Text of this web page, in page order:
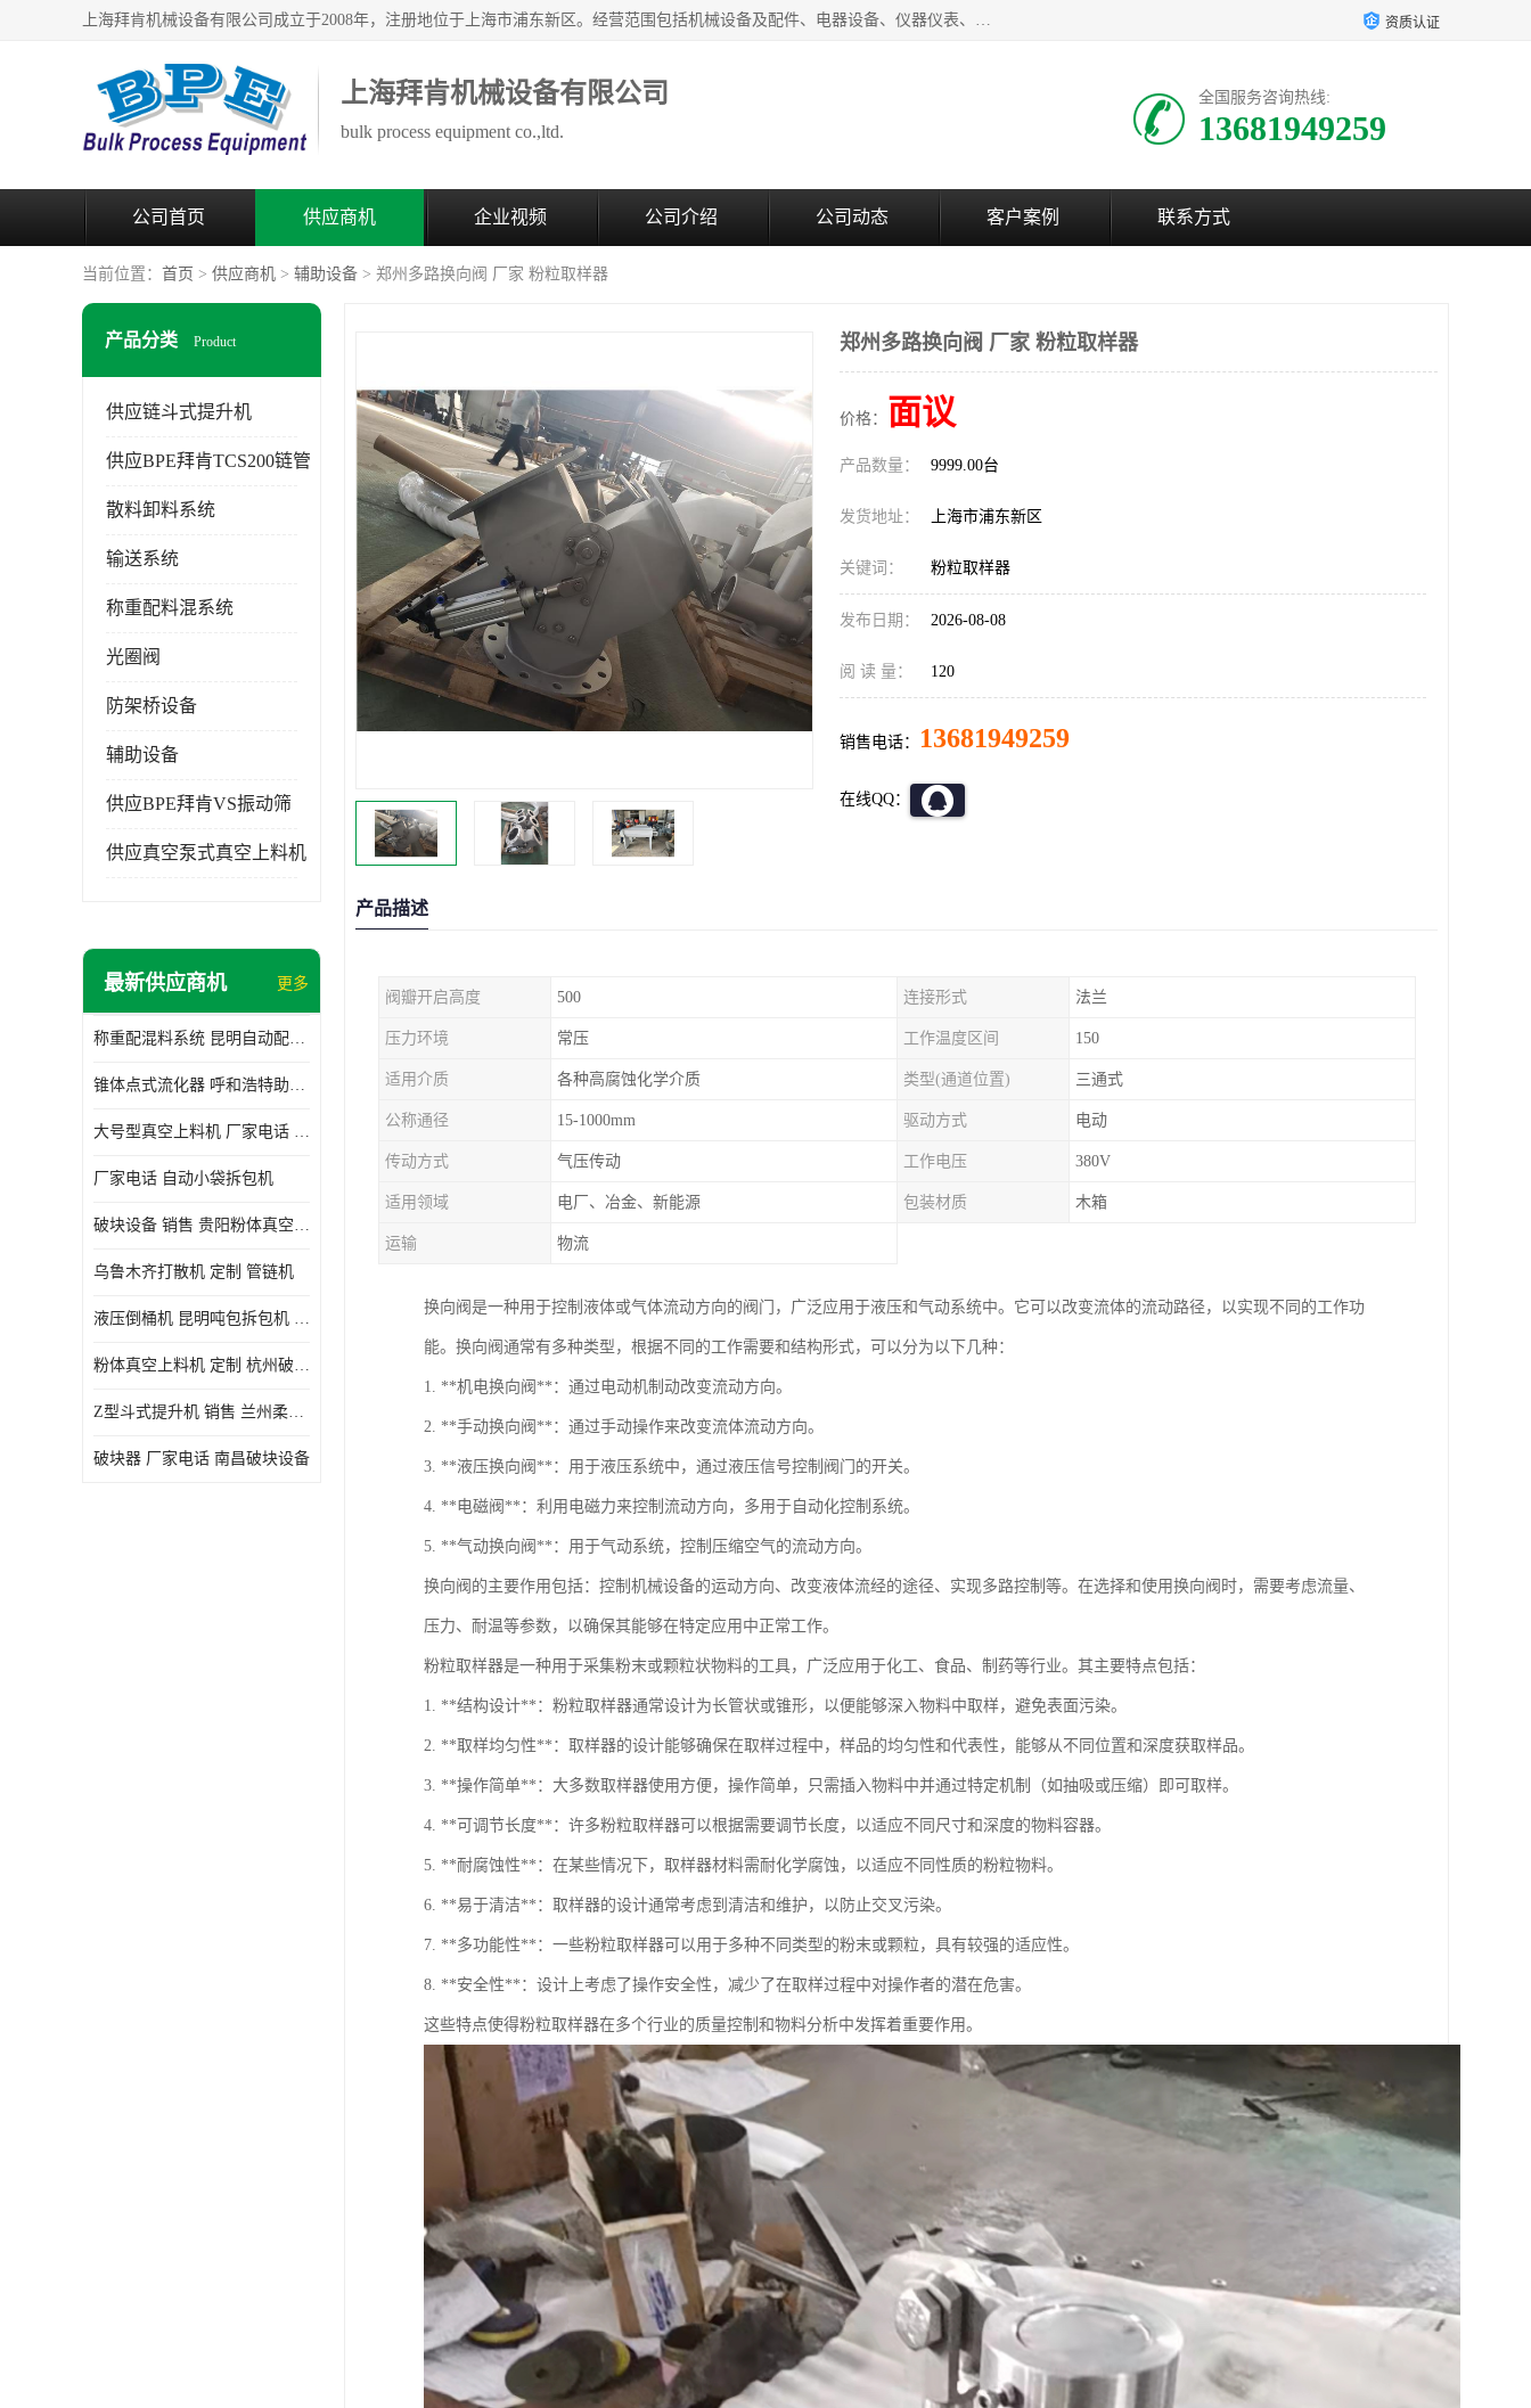
上海拜肯机械设备有限公司成立于2008年，注册地位于上海市浦东新区。经营范围包括机械设备及配件、电器设备、仪器仪表、化工原料及产品、软件及辅助设备，机械设备及配件的制造、加工等；主要产品有：气力输送，小袋倒袋站，吨袋倒袋站，倒桶机，集装箱卸料系统，Z型斗式输送机，螺旋输送机，管链输送机，真空上料机，流化器，配混料系统，软管等。 资质认证
上海拜肯机械设备有限公司
bulk process equipment co.,ltd.
全国服务咨询热线:
13681949259
公司首页 供应商机 企业视频 公司介绍 公司动态 客户案例 联系方式
当前位置： 首页 > 供应商机 > 辅助设备 > 郑州多路换向阀 厂家 粉粒取样器
产品分类 Product
供应链斗式提升机
供应BPE拜肯TCS200链管
散料卸料系统
输送系统
称重配料混系统
光圈阀
防架桥设备
辅助设备
供应BPE拜肯VS振动筛
供应真空泵式真空上料机
最新供应商机 更多
称重配混料系统 昆明自动配料系统 厂家电话
锥体点式流化器 呼和浩特助流料斗 厂家
大号型真空上料机 厂家电话 武汉粉体料管链机
厂家电话 自动小袋拆包机
破块设备 销售 贵阳粉体真空上料机
乌鲁木齐打散机 定制 管链机
液压倒桶机 昆明吨包拆包机 定制
粉体真空上料机 定制 杭州破块器
Z型斗式提升机 销售 兰州柔性螺旋输送机
破块器 厂家电话 南昌破块设备
郑州多路换向阀 厂家 粉粒取样器
价格： 面议
产品数量： 9999.00台
发货地址： 上海市浦东新区
关键词： 粉粒取样器
发布日期： 2026-08-08
阅 读 量： 120
销售电话： 13681949259
在线QQ：
产品描述
阀瓣开启高度 500 连接形式 法兰
压力环境 常压 工作温度区间 150
适用介质 各种高腐蚀化学介质 类型(通道位置) 三通式
公称通径 15-1000mm 驱动方式 电动
传动方式 气压传动 工作电压 380V
适用领域 电厂、冶金、新能源 包装材质 木箱
运输 物流
换向阀是一种用于控制液体或气体流动方向的阀门，广泛应用于液压和气动系统中。它可以改变流体的流动路径，以实现不同的工作功
能。换向阀通常有多种类型，根据不同的工作需要和结构形式，可以分为以下几种：
1. **机电换向阀**：通过电动机制动改变流动方向。
2. **手动换向阀**：通过手动操作来改变流体流动方向。
3. **液压换向阀**：用于液压系统中，通过液压信号控制阀门的开关。
4. **电磁阀**：利用电磁力来控制流动方向，多用于自动化控制系统。
5. **气动换向阀**：用于气动系统，控制压缩空气的流动方向。
换向阀的主要作用包括：控制机械设备的运动方向、改变液体流经的途径、实现多路控制等。在选择和使用换向阀时，需要考虑流量、
压力、耐温等参数，以确保其能够在特定应用中正常工作。
粉粒取样器是一种用于采集粉末或颗粒状物料的工具，广泛应用于化工、食品、制药等行业。其主要特点包括：
1. **结构设计**：粉粒取样器通常设计为长管状或锥形，以便能够深入物料中取样，避免表面污染。
2. **取样均匀性**：取样器的设计能够确保在取样过程中，样品的均匀性和代表性，能够从不同位置和深度获取样品。
3. **操作简单**：大多数取样器使用方便，操作简单，只需插入物料中并通过特定机制（如抽吸或压缩）即可取样。
4. **可调节长度**：许多粉粒取样器可以根据需要调节长度，以适应不同尺寸和深度的物料容器。
5. **耐腐蚀性**：在某些情况下，取样器材料需耐化学腐蚀，以适应不同性质的粉粒物料。
6. **易于清洁**：取样器的设计通常考虑到清洁和维护，以防止交叉污染。
7. **多功能性**：一些粉粒取样器可以用于多种不同类型的粉末或颗粒，具有较强的适应性。
8. **安全性**：设计上考虑了操作安全性，减少了在取样过程中对操作者的潜在危害。
这些特点使得粉粒取样器在多个行业的质量控制和物料分析中发挥着重要作用。